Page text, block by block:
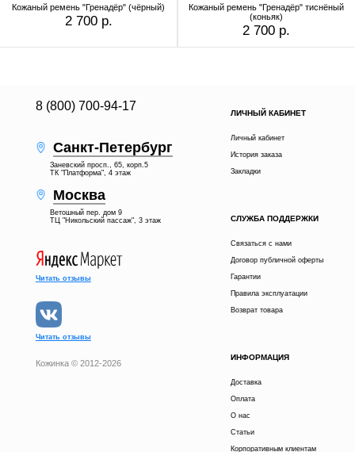
Кожаный ремень "Гренадёр" (чёрный)
2 700 р.
Кожаный ремень "Гренадёр" тиснёный
(коньяк)
2 700 р.
8 (800) 700-94-17
Санкт-Петербург
Заневский просп., 65, корп.5
ТК "Платформа", 4 этаж
Москва
Ветошный пер. дом 9
ТЦ "Никольский пассаж", 3 этаж
ЛИЧНЫЙ КАБИНЕТ
Личный кабинет
История заказа
Закладки
СЛУЖБА ПОДДЕРЖКИ
Связаться с нами
Договор публичной оферты
Гарантии
Правила эксплуатации
Возврат товара
ИНФОРМАЦИЯ
Доставка
Оплата
О нас
Статьи
Корпоративным клиентам
Читать отзывы
Читать отзывы
Кожинка © 2012-2026